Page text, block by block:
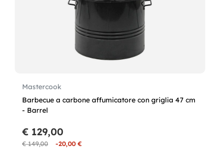
Mastercook
Barbecue a carbone affumicatore con griglia 47 cm
- Barrel
€ 149,00 -20,00 €
€ 129,00